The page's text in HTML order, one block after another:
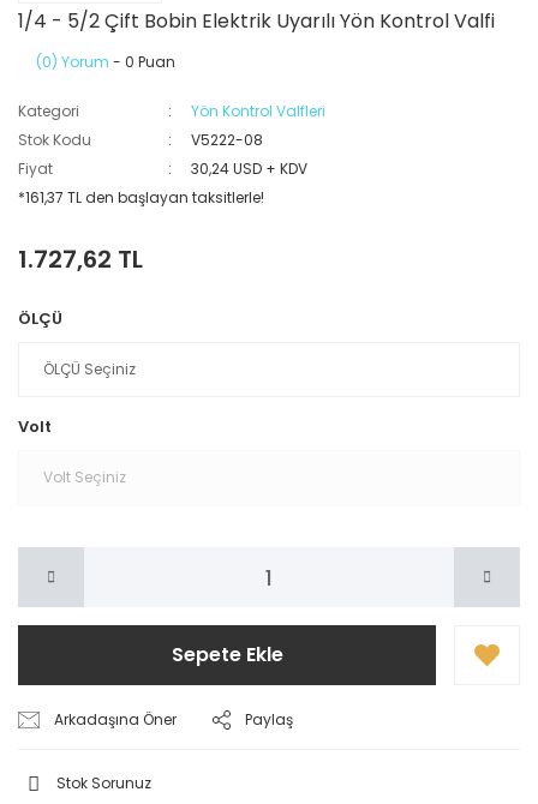
1/4 - 5/2 Çift Bobin Elektrik Uyarılı Yön Kontrol Valfi
(0) Yorum - 0 Puan
Kategori
Yön Kontrol Valfleri
Stok Kodu
V5222-08
Fiyat
30,24 USD + KDV
*161,37 TL den başlayan taksitlerle!
1.727,62 TL
ÖLÇÜ
Volt
Sepete Ekle
Arkadaşına Öner Paylaş
Stok Sorunuz